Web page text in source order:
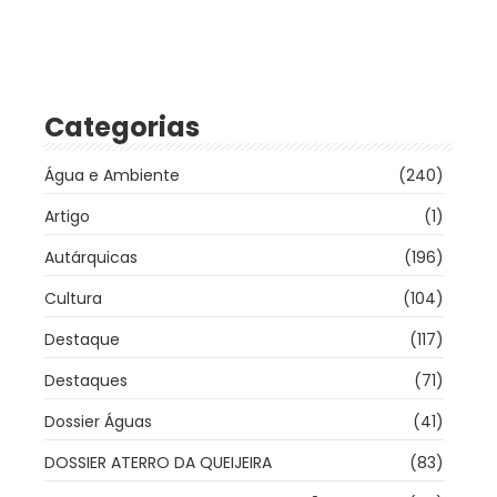
Categorias
Água e Ambiente
(240)
Artigo
(1)
Autárquicas
(196)
Cultura
(104)
Destaque
(117)
Destaques
(71)
Dossier Águas
(41)
DOSSIER ATERRO DA QUEIJEIRA
(83)